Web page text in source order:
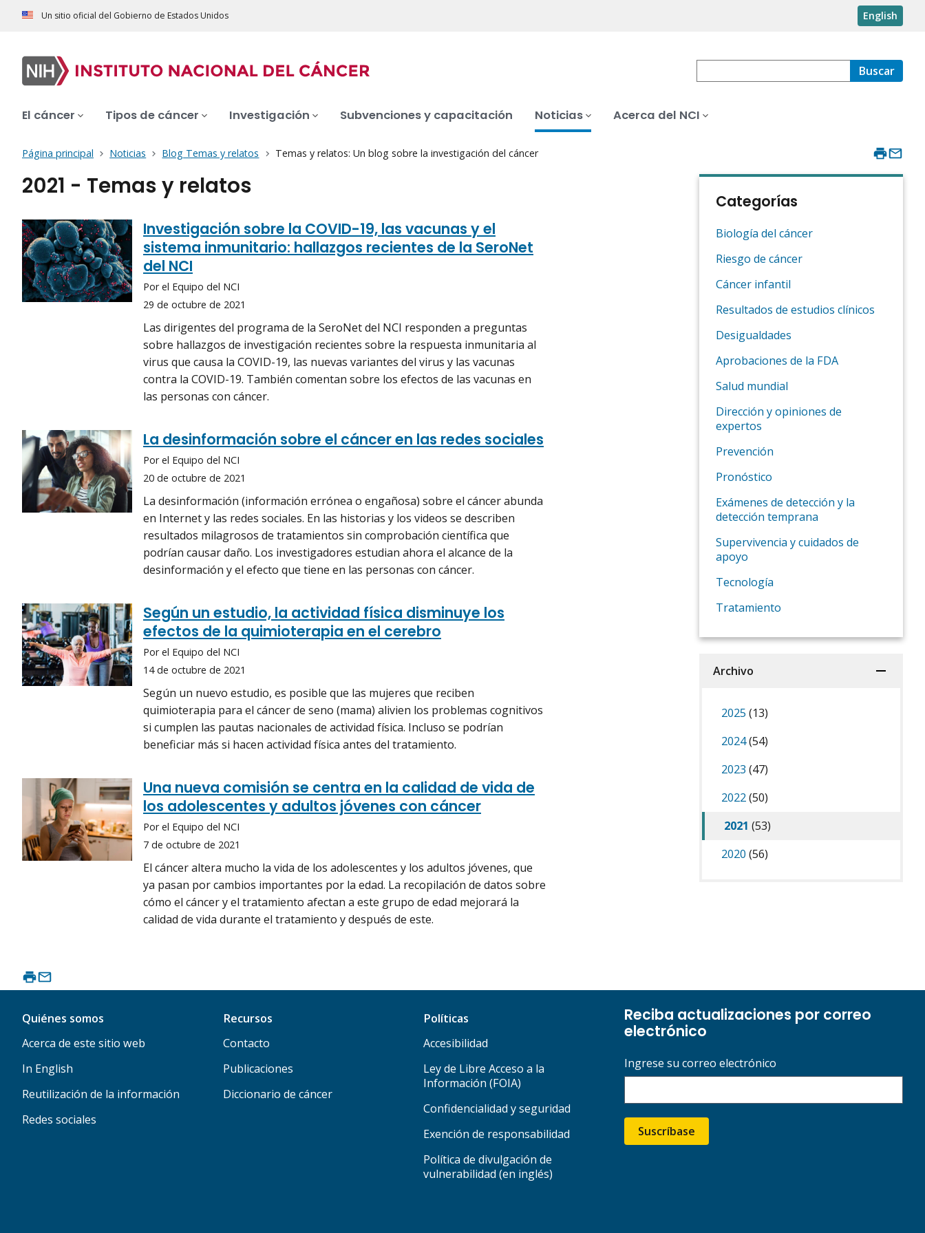
Un sitio oficial del Gobierno de Estados Unidos English
Buscar
El cáncer Tipos de cáncer Investigación Subvenciones y capacitación Noticias Acerca del NCI
Página principal Noticias Blog Temas y relatos Temas y relatos: Un blog sobre la investigación del cáncer
2021 - Temas y relatos
Investigación sobre la COVID-19, las vacunas y el
sistema inmunitario: hallazgos recientes de la SeroNet
del NCI
Por el Equipo del NCI
29 de octubre de 2021
Las dirigentes del programa de la SeroNet del NCI responden a preguntas
sobre hallazgos de investigación recientes sobre la respuesta inmunitaria al
virus que causa la COVID-19, las nuevas variantes del virus y las vacunas
contra la COVID-19. También comentan sobre los efectos de las vacunas en
las personas con cáncer.
La desinformación sobre el cáncer en las redes sociales
Por el Equipo del NCI
20 de octubre de 2021
La desinformación (información errónea o engañosa) sobre el cáncer abunda
en Internet y las redes sociales. En las historias y los videos se describen
resultados milagrosos de tratamientos sin comprobación científica que
podrían causar daño. Los investigadores estudian ahora el alcance de la
desinformación y el efecto que tiene en las personas con cáncer.
Según un estudio, la actividad física disminuye los
efectos de la quimioterapia en el cerebro
Por el Equipo del NCI
14 de octubre de 2021
Según un nuevo estudio, es posible que las mujeres que reciben
quimioterapia para el cáncer de seno (mama) alivien los problemas cognitivos
si cumplen las pautas nacionales de actividad física. Incluso se podrían
beneficiar más si hacen actividad física antes del tratamiento.
Una nueva comisión se centra en la calidad de vida de
los adolescentes y adultos jóvenes con cáncer
Por el Equipo del NCI
7 de octubre de 2021
El cáncer altera mucho la vida de los adolescentes y los adultos jóvenes, que
ya pasan por cambios importantes por la edad. La recopilación de datos sobre
cómo el cáncer y el tratamiento afectan a este grupo de edad mejorará la
calidad de vida durante el tratamiento y después de este.
Categorías
Biología del cáncer
Riesgo de cáncer
Cáncer infantil
Resultados de estudios clínicos
Desigualdades
Aprobaciones de la FDA
Salud mundial
Dirección y opiniones de
expertos
Prevención
Pronóstico
Exámenes de detección y la
detección temprana
Supervivencia y cuidados de
apoyo
Tecnología
Tratamiento
Archivo
2025 (13)
2024(54)
2023 (47)
2022(50)
2021 (53)
2020 (56)
Quiénes somos
Acerca de este sitio web
In English
Reutilización de la información
Redes sociales
Recursos
Contacto
Publicaciones
Diccionario de cáncer
Políticas
Accesibilidad
Ley de Libre Acceso a la
Información (FOIA)
Confidencialidad y seguridad
Exención de responsabilidad
Política de divulgación de
vulnerabilidad (en inglés)
Reciba actualizaciones por correo
electrónico
Ingrese su correo electrónico
Suscríbase